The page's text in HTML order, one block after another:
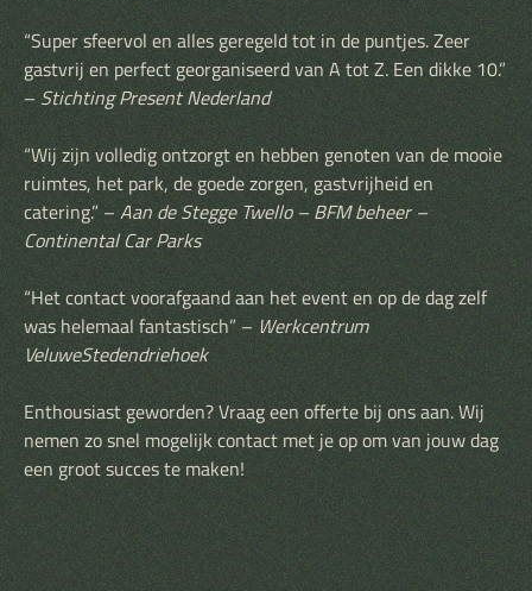
“Super sfeervol en alles geregeld tot in de puntjes. Zeer
gastvrij en perfect georganiseerd van A tot Z. Een dikke 10.”
–Stichting Present Nederland
“Wij zijn volledig ontzorgt en hebben genoten van de mooie
ruimtes, het park, de goede zorgen, gastvrijheid en
catering.” –Aan de Stegge Twello – BFM beheer –
Continental Car Parks
“Het contact voorafgaand aan het event en op de dag zelf
was helemaal fantastisch” –Werkcentrum
VeluweStedendriehoek
Enthousiast geworden? Vraag een offerte bij ons aan. Wij
nemen zo snel mogelijk contact met je op om van jouw dag
een groot succes te maken!